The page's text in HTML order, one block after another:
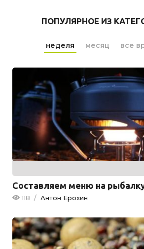
ПОПУЛЯРНОЕ ИЗ
неделя месяц все
Составляем меню на
118 /Антон Ерохин